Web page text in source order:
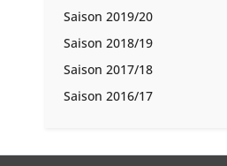
Saison 2019/20
Saison 2018/19
Saison 2017/18
Saison 2016/17